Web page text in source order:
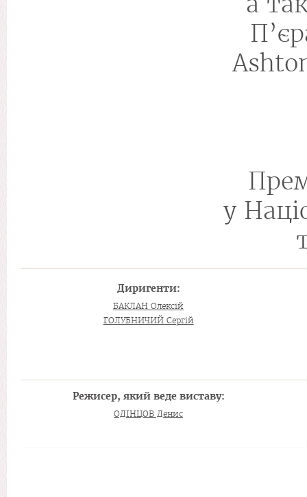
у
Диригенти:
БАКЛАН Олексій
ГОЛУБНИЧИЙ Сергій
Режисер, який веде виставу:
ОДІНЦОВ Денис